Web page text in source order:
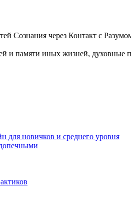
Сознания через Контакт с
памяти иных жизней, духовные
новичков и среднего уровня